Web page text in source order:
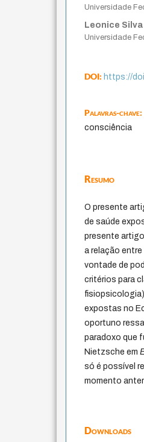
Universidade
Leonice Silva
Universidade
DOI:https://
Palavras-chave:
consciência
Resumo
O presente
de saúde
presente
a relação
vontade de
critérios para
expostas no
oportuno
paradoxo que
Nietzsche em
só é possível
momento
Downloads